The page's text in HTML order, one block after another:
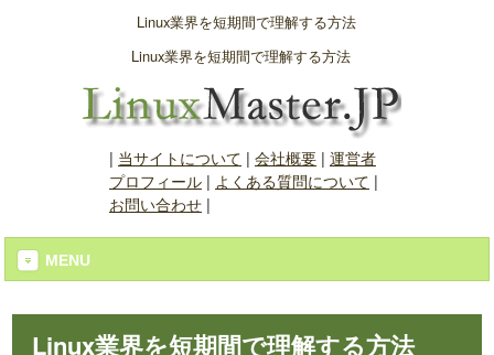
Linux業界を短期間で理解する方法
Linux業界を短期間で理解する方法
| 当サイトについて | 会社概要| 運営者
プロフィール| よくある質問について |
お問い合わせ|
MENU
Linux業界を短期間で理解する方法